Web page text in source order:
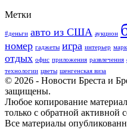
Метки
#деньги авто из США аукцион
номер гаджеты игра интерьер
отдых офис приложения развлечения
технологии цветы шенгенская виза
© 2026 - Новости Бреста и
защищены.
Любое копирование
только с обратной активной
Все материалы